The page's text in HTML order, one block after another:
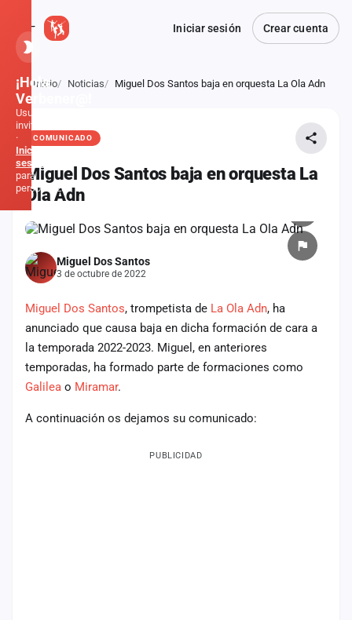
Iniciar sesión Crear cuenta
Atrás
Inicio Noticias Miguel Dos Santos baja en orquesta La Ola Adn
COMUNICADO
Miguel Dos Santos baja en orquesta La
Ola Adn
Miguel Dos Santos
3 de octubre de 2022
Miguel Dos Santos, trompetista de La Ola Adn, ha
anunciado que causa baja en dicha formación de cara a
la temporada 2022-2023. Miguel, en anteriores
temporadas, ha formado parte de formaciones como
Galilea o Miramar.
A continuación os dejamos su comunicado:
PUBLICIDAD
¡Hola,
Verbener@!
Usuario
invitado
·
Inicia
sesión
para
personalizar
Inicio
Noticias
Formaciones
Fiestas
Mapa
de